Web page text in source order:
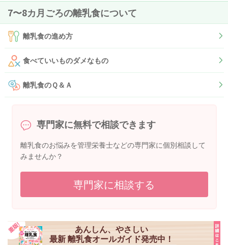
7〜8カ月ごろの離乳食について
離乳食の進め方
食べていいものダメなもの
離乳食のＱ＆Ａ
専門家に無料で相談できます
離乳食のお悩みを管理栄養士などの専門家に個別相談して
みませんか？
専門家に相談する
あんしん、やさしい
最新 離乳食オールガイド発売中！